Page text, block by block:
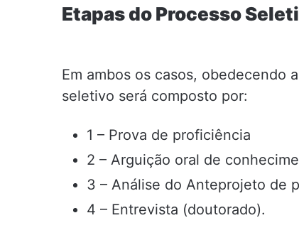
Etapas do Processo
Em ambos os casos, obedecendo
seletivo será composto por:
1 – Prova de proficiência
2 – Arguição oral de
3 – Análise do Anteprojeto de
4 – Entrevista (doutorado).